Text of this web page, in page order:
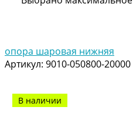
опора шаровая нижняя
Артикул: 9010-050800-20000
В наличии